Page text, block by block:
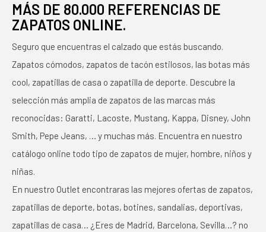
MÁS DE 80.000 REFERENCIAS DE
ZAPATOS ONLINE.
Seguro que encuentras el calzado que estás buscando.
Zapatos cómodos, zapatos de tacón estilosos, las botas más
cool, zapatillas de casa o zapatilla de deporte. Descubre la
selección más amplia de zapatos de las marcas más
reconocidas: Garatti, Lacoste, Mustang, Kappa, Disney, John
Smith, Pepe Jeans, … y muchas más. Encuentra en nuestro
catálogo online todo tipo de zapatos de mujer, hombre, niños y
niñas.
En nuestro Outlet encontraras las mejores ofertas de zapatos,
zapatillas de deporte, botas, botines, sandalias, deportivas,
zapatillas de casa… ¿Eres de Madrid, Barcelona, Sevilla…? no